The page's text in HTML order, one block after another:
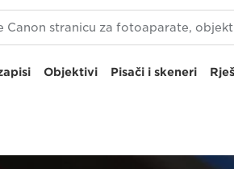
Objektivi Pisači i skeneri